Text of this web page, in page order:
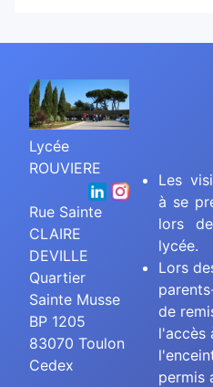
Lycée
ROUVIERE
Rue Sainte
CLAIRE
DEVILLE
Quartier
Sainte Musse
BP 1205
83070 Toulon
Cedex
Les
à se
lors
lycée.
Lors
de
l'accès
permis